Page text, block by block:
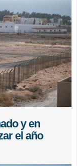
y en
el año